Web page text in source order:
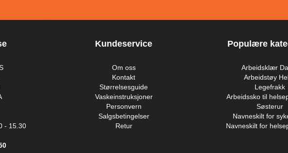
- 15.30
Kundeservice
Om oss
Kontakt
Størrelsesguide
Vaskeinstruksjoner
Personvern
Salgsbetingelser
Retur
Populære
Arbeidsklær
Arbeidstøy
Legefrakk
Arbeidssko til
Søsterur
Navneskilt for
Navneskilt for